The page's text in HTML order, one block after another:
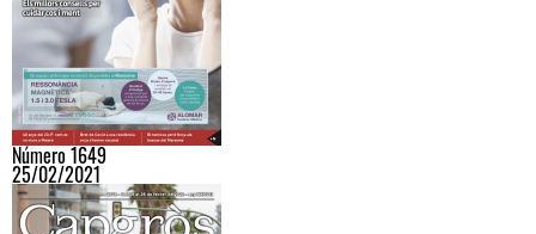
Número 1649
25/02/2021